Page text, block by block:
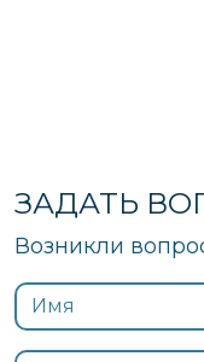
ЗАДАТЬ
Возникли